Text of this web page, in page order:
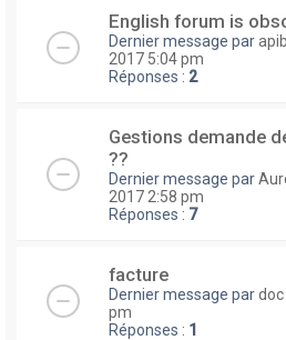
English forum is
Dernier message par
2017 5:04 pm
Réponses : 2
Gestions demande
??
Dernier message par
2017 2:58 pm
Réponses : 7
facture
Dernier message pardoc
pm
Réponses : 1